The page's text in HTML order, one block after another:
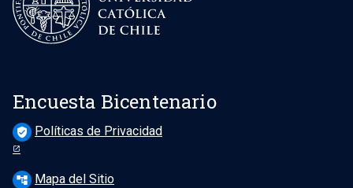
Encuesta Bicentenario
verified_user Políticas de Privacidad
account_tree Mapa del Sitio